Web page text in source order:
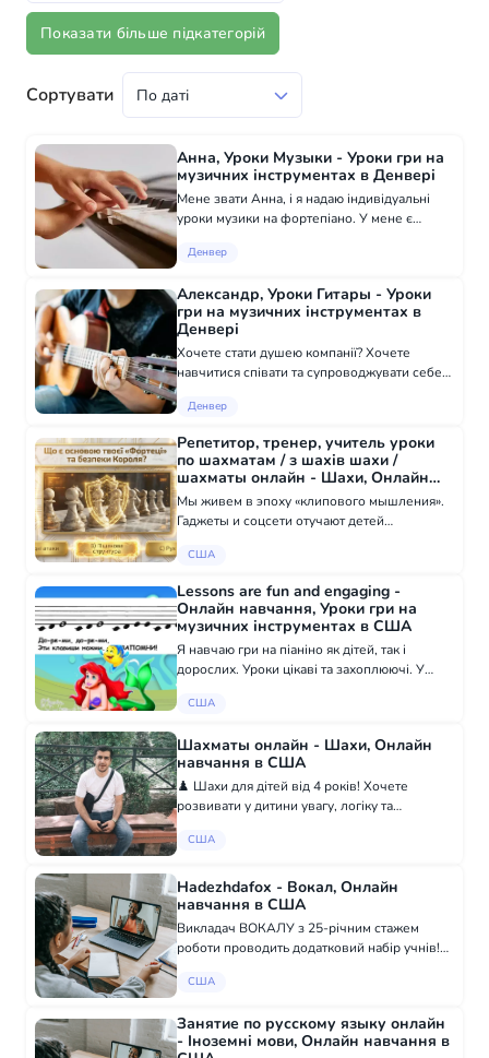
Показати більше підкатегорій
Сортувати
Анна, Уроки Музыки - Уроки гри на
музичних інструментах в Денвері
Мене звати Анна, і я надаю індивідуальні
уроки музики на фортепіано. У мене є
як початківцями, так і досвідченими учнями.
Денвер
Александр, Уроки Гитары - Уроки
гри на музичних інструментах в
Денвері
Хочете стати душею компанії? Хочете
навчитися співати та супроводжувати себе
відкритий урок, де Ви познайомитесь з
отримає...
Денвер
Репетитор, тренер, учитель уроки
по шахматам / з шахів шахи /
шахматы онлайн - Шахи, Онлайн
навчання в США
Мы живем в эпоху «клипового мышления».
Гаджеты и соцсети отучают детей
быстро устает, боится ошибок и ждет
создавать их. Школа...
США
Lessons are fun and engaging -
Онлайн навчання, Уроки гри на
музичних інструментах в США
Я навчаю гри на піаніно як дітей, так і
дорослих. Уроки цікаві та захоплюючі. У
студентами. +37367708870
США
Шахматы онлайн - Шахи, Онлайн
навчання в США
♟️ Шахи для дітей від 4 років! Хочете
розвивати у дитини увагу, логіку та
продвинутих! 👨‍🏫 Камо Улубабян - КМС,
досвідчений тре...
США
Hadezhdafox - Вокал, Онлайн
навчання в США
Викладач ВОКАЛУ з 25-річним стажем
роботи проводить додатковий набір учнів!
співати "з нуля". Вік від 6 років. Кількість
Пиші...
США
Занятие по русскому языку онлайн
- Іноземні мови, Онлайн навчання в